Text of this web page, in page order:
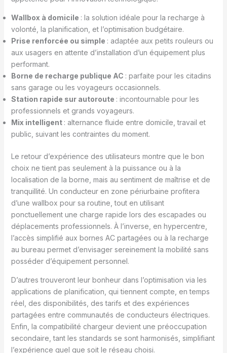
Wallbox à domicile : la solution idéale pour la recharge à
volonté, la planification, et l’optimisation budgétaire.
Prise renforcée ou simple : adaptée aux petits rouleurs ou
aux usagers en attente d’installation d’un équipement plus
performant.
Borne de recharge publique AC : parfaite pour les citadins
sans garage ou les voyageurs occasionnels.
Station rapide sur autoroute : incontournable pour les
professionnels et grands voyageurs.
Mix intelligent : alternance fluide entre domicile, travail et
public, suivant les contraintes du moment.
Le retour d’expérience des utilisateurs montre que le bon
choix ne tient pas seulement à la puissance ou à la
localisation de la borne, mais au sentiment de maîtrise et de
tranquillité. Un conducteur en zone périurbaine profitera
d’une wallbox pour sa routine, tout en utilisant
ponctuellement une charge rapide lors des escapades ou
déplacements professionnels. À l’inverse, en hypercentre,
l’accès simplifié aux bornes AC partagées ou à la recharge
au bureau permet d’envisager sereinement la mobilité sans
posséder d’équipement personnel.
D’autres trouveront leur bonheur dans l’optimisation via les
applications de planification, qui tiennent compte, en temps
réel, des disponibilités, des tarifs et des expériences
partagées entre communautés de conducteurs électriques.
Enfin, la compatibilité chargeur devient une préoccupation
secondaire, tant les standards se sont harmonisés, simplifiant
l’expérience quel que soit le réseau choisi.